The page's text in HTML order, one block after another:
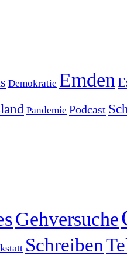
Demokratie Emden
Pandemie Podcast
Gehversuche
Schreiben